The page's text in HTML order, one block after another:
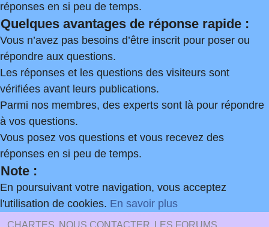
réponses en si peu de temps.
Quelques avantages de réponse rapide :
Vous n’avez pas besoins d’être inscrit pour poser ou
répondre aux questions.
Les réponses et les questions des visiteurs sont
vérifiées avant leurs publications.
Parmi nos membres, des experts sont là pour répondre
à vos questions.
Vous posez vos questions et vous recevez des
réponses en si peu de temps.
Note :
En poursuivant votre navigation, vous acceptez
l'utilisation de cookies. En savoir plus